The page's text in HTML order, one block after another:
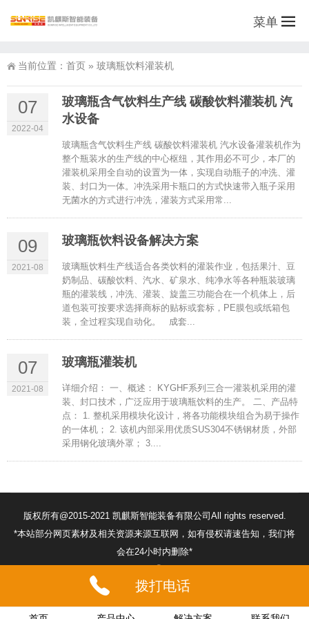
菜单
当前位置： 首页 » 玻璃瓶饮料灌装机
07
2022-04
玻璃瓶含气饮料生产线 碳酸饮料灌装机 汽
水设备
玻璃瓶含气饮料生产线 碳酸饮料灌装机 汽水设备灌装机作为
整个瓶装水的生产线的中心枢纽，其作用必不可少，本厂的
灌装机采用全自动的设置为一体，实现自动瓶子的冲洗、灌
装、封口为一体。冲洗采用卡瓶口的方式快速带入瓶子采用
无菌水的方式进行冲洗，灌装方式采用常...
09
2021-08
玻璃瓶饮料设备解决方案
玻璃瓶饮料生产线适合各类饮料的灌装作业，包括果汁、豆
奶制品、碳酸饮料、汽水、矿泉水、纯净水等各种瓶装玻璃
瓶的灌装线，冲洗、灌装、旋盖三功能合在一个机体上，后
道包装可按要求选择商标的贴标或套标，PE膜包或纸箱包
装，全过程实现自动化。 成套...
07
2021-08
玻璃瓶灌装机
详细介绍： 一、概述： KYGHF系列三合一灌装机采用的灌
装、封口技术，广泛应用于玻璃瓶饮料的生产。 二、产品特
点： 1. 整机采用模块化设计，将各功能模块组合为易于操作
的一体机； 2. 该机内部采用优质SUS304不锈钢材质，外部
采用钢化玻璃外罩； 3....
版权所有@2015-2021 凯麒斯智能装备有限公司All rights reserved.
*本站部分网页素材及相关资源来源互联网，如有侵权请速告知，我们将
会在24小时内删除*
拨打电话